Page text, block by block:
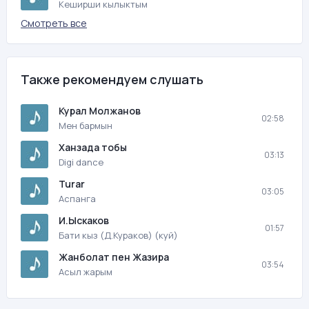
Кеширши кылыктым
Смотреть все
Также рекомендуем слушать
Курал Молжанов
Мен бармын
02:58
Ханзада тобы
Digi dance
03:13
Turar
Аспанга
03:05
И.Ыскаков
Бати кыз (Д.Кураков) (куй)
01:57
Жанболат пен Жазира
Асыл жарым
03:54